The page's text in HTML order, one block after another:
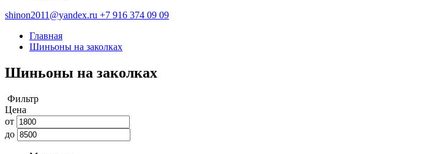
shinon2011@yandex.ru +7 916 374 09 09
Главная
Шиньоны на заколках
Шиньоны на заколках
Фильтр
Цена
от
до